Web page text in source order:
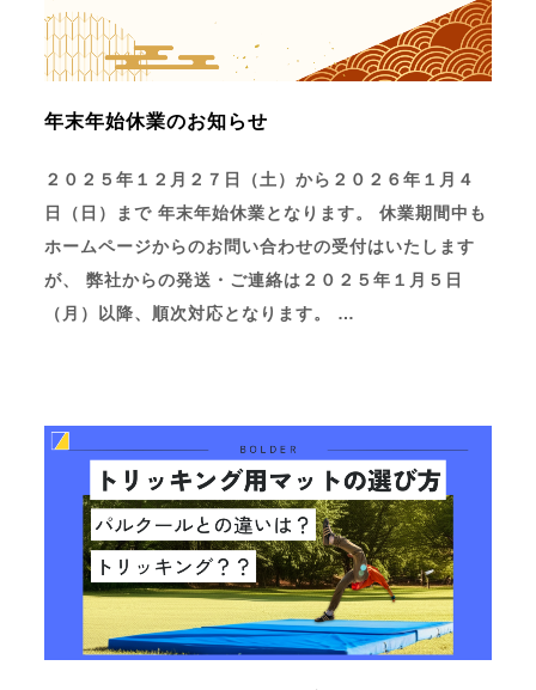
年末年始休業のお知らせ
２０２５年１２月２７日（土）から２０２６年１月４
日（日）まで 年末年始休業となります。 休業期間中も
ホームページからのお問い合わせの受付はいたします
が、 弊社からの発送・ご連絡は２０２５年１月５日
（月）以降、順次対応となります。 …